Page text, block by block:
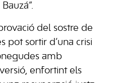
del sostre de
pot sortir d’una crisi
amb
enfortint els